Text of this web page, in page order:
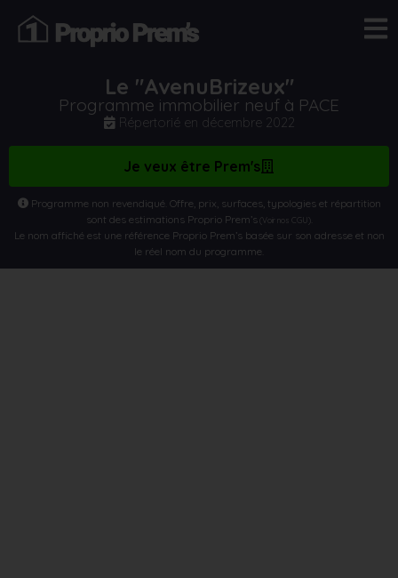
Le "AvenuBrizeux"
Programme immobilier neuf à PACE
Répertorié en décembre 2022
Je veux être Prem's
Programme non revendiqué. Offre, prix, surfaces, typologies et répartition
sont des estimations Proprio Prem’s(Voir nos CGU)
Le nom affiché est une référence Proprio Prem’s basée sur son adresse et non
le réel nom du programme.